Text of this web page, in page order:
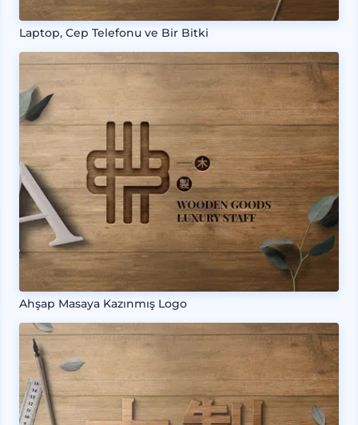
Laptop, Cep Telefonu ve Bir Bitki
Ahşap Masaya Kazınmış Logo